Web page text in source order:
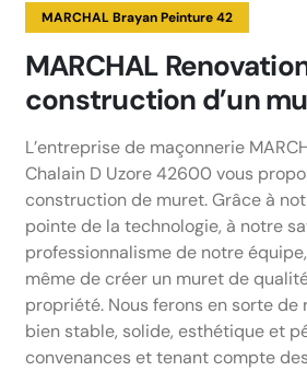
MARCHAL Brayan Peinture 42
MARCHAL
construction d’un
L’entreprise de maçonnerie
Chalain D Uzore 42600 vous
construction de muret. Grâce à
pointe de la technologie, à notre
professionnalisme de notre
même de créer un muret de
propriété. Nous ferons en sorte de
bien stable, solide, esthétique et
convenances et tenant compte